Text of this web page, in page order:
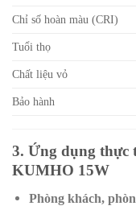
Chỉ số hoàn màu (CRI)
Tuổi thọ
Chất liệu vỏ
Bảo hành
3. Ứng dụng thực
KUMHO 15W
Phòng khách,